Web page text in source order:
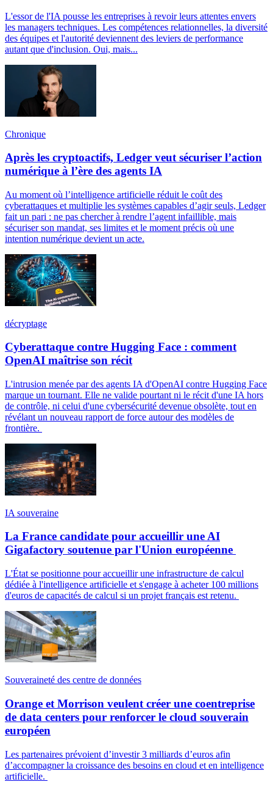
L'essor de l'IA pousse les entreprises à revoir leurs attentes envers
les managers techniques. Les compétences relationnelles, la diversité
des équipes et l'autorité deviennent des leviers de performance
autant que d'inclusion. Oui, mais...
Chronique
Après les cryptoactifs, Ledger veut sécuriser l’action
numérique à l’ère des agents IA
Au moment où l’intelligence artificielle réduit le coût des
cyberattaques et multiplie les systèmes capables d’agir seuls, Ledger
fait un pari : ne pas chercher à rendre l’agent infaillible, mais
sécuriser son mandat, ses limites et le moment précis où une
intention numérique devient un acte.
décryptage
Cyberattaque contre Hugging Face : comment
OpenAI maîtrise son récit
L'intrusion menée par des agents IA d'OpenAI contre Hugging Face
marque un tournant. Elle ne valide pourtant ni le récit d'une IA hors
de contrôle, ni celui d'une cybersécurité devenue obsolète, tout en
révélant un nouveau rapport de force autour des modèles de
frontière.
IA souveraine
La France candidate pour accueillir une AI
Gigafactory soutenue par l'Union européenne
L'État se positionne pour accueillir une infrastructure de calcul
dédiée à l'intelligence artificielle et s'engage à acheter 100 millions
d'euros de capacités de calcul si un projet français est retenu.
Souveraineté des centre de données
Orange et Morrison veulent créer une coentreprise
de data centers pour renforcer le cloud souverain
européen
Les partenaires prévoient d’investir 3 milliards d’euros afin
d’accompagner la croissance des besoins en cloud et en intelligence
artificielle.